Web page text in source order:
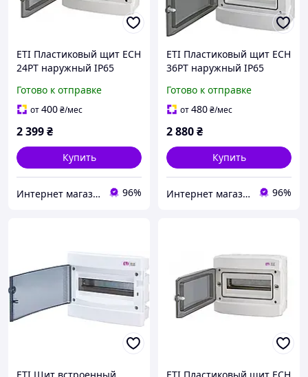
ETI Пластиковый щит ECH
24PT наружный IP65
Готово к отправке
от400₴/мес
2 399₴
Купить
Интернет магазин GSM-V 96%
ETI Пластиковый щит ECH
36PT наружный IP65
Готово к отправке
от480₴/мес
2 880₴
Купить
Интернет магазин GSM-V 96%